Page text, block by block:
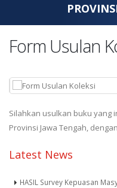
Form Usulan
Silahkan usulkan buku yang
Provinsi Jawa Tengah,
Latest News
HASIL Survey Kepuasan